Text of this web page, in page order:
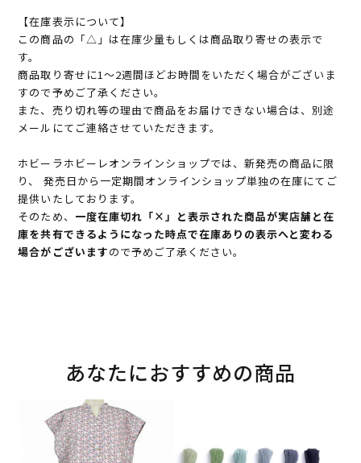
【在庫表示について】
この商品の「△」は在庫少量もしくは商品取り寄せの表示で
す。
商品取り寄せに1～2週間ほどお時間をいただく場合がございま
すので予めご了承ください。
また、売り切れ等の理由で商品をお届けできない場合は、別途
メールにてご連絡させていただきます。
ホビーラホビーレオンラインショップでは、新発売の商品に限
り、 発売日から一定期間オンラインショップ単独の在庫にてご
提供いたしております。
そのため、 一度在庫切れ「×」と表示された商品が実店舗と在
庫を共有できるようになった時点で在庫ありの表示へと変わる
場合がございますので予めご了承ください。
あなたにおすすめの商品